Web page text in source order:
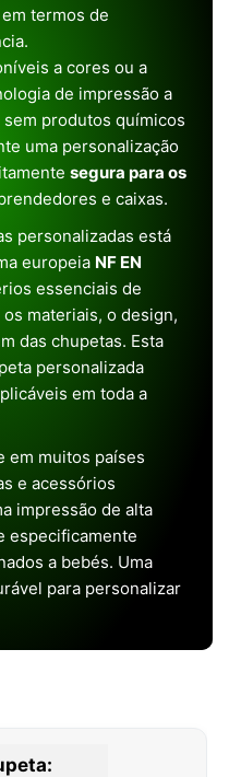
termos de
a cores ou a
de impressão a
produtos químicos
uma personalização
segura para os
e caixas.
personalizadas está
europeia NF EN
essenciais de
materiais, o design,
das chupetas. Esta
personalizada
em toda a
em muitos países
e acessórios
impressão de alta
especificamente
a bebés. Uma
para personalizar